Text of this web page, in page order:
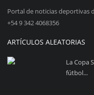
Portal de noticias deportivas
+54 9 342 4068356
ARTÍCULOS ALEATORIAS
La Copa
fútbol...